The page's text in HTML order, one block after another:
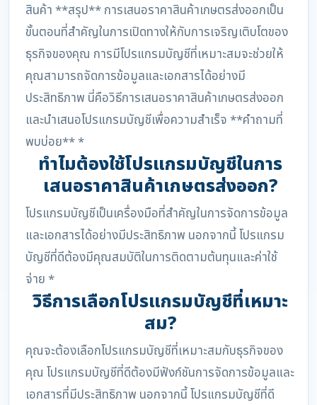
สินค้า **สรุป** การเสนอราคาสินค้าเกษตรส่งออกเป็น
ขั้นตอนที่สำคัญในการเปิดทางให้กับการเจริญเติบโตของ
ธุรกิจของคุณ การมีโปรแกรมบัญชีที่เหมาะสมจะช่วยให้
คุณสามารถจัดการข้อมูลและเอกสารได้อย่างมี
ประสิทธิภาพ นี่คือวิธีการเสนอราคาสินค้าเกษตรส่งออก
และนำเสนอโปรแกรมบัญชีเพื่อความสำเร็จ **คำถามที่
พบบ่อย** *
ทำไมต้องใช้โปรแกรมบัญชีในการ
เสนอราคาสินค้าเกษตรส่งออก?
โปรแกรมบัญชีเป็นเครื่องมือที่สำคัญในการจัดการข้อมูล
และเอกสารได้อย่างมีประสิทธิภาพ นอกจากนี้ โปรแกรม
บัญชีที่ดีต้องมีคุณสมบัติในการติดตามต้นทุนและค่าใช้
จ่าย *
วิธีการเลือกโปรแกรมบัญชีที่เหมาะ
สม?
คุณจะต้องเลือกโปรแกรมบัญชีที่เหมาะสมกับธุรกิจของ
คุณ โปรแกรมบัญชีที่ดีต้องมีฟังก์ชันการจัดการข้อมูลและ
เอกสารที่มีประสิทธิภาพ นอกจากนี้ โปรแกรมบัญชีที่ดี